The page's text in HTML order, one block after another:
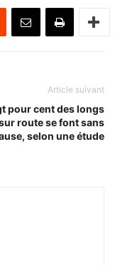
Article suivant
pour cent des longs
route se font sans
selon une étude